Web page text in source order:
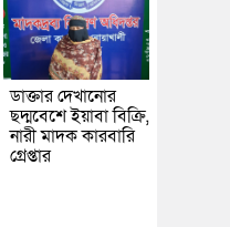
ডাক্তার দেখানোর
ছদ্মবেশে ইয়াবা বিক্রি,
নারী মাদক কারবারি
গ্রেপ্তার